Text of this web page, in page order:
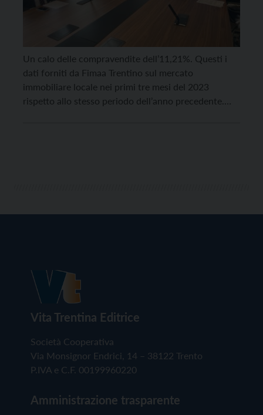
Un calo delle compravendite dell’11,21%. Questi i
dati forniti da Fimaa Trentino sul mercato
immobiliare locale nei primi tre mesi del 2023
rispetto allo stesso periodo dell’anno precedente.
Vita Trentina Editrice
Società Cooperativa
Via Monsignor Endrici, 14 – 38122 Trento
P.IVA e C.F. 00199960220
Amministrazione trasparente